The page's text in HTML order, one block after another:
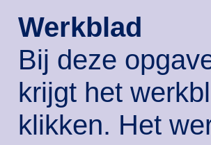
Werkblad
Bij deze
krijgt het
klikken. Het